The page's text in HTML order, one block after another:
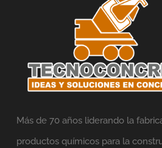
Más de 70 años liderando la
productos químicos para la